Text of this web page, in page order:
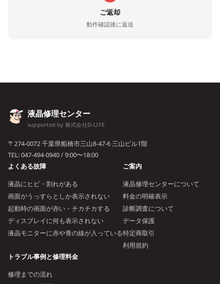
ご返却
動作確認後に返送
液晶修理センター
supported by 株式会社D-LIFE
〒274-0072 千葉県船橋市三山8-47-6 三山ビル1階
TEL:047-494-0940/ 9:00〜18:00
よくある故障
液晶にヒビ・割れがある
画面がうっすらとしか表示されない
起動時の画面が赤い・チカチカする
ディスプレイに何も表示されない
液晶モニターに赤や青の線が入っている
ご案内
液晶修理センターについて
料金の明確表示
診断調査について
データ保護
特定商取引
利用規約
トラブル事例と修理料金
修理までの流れ